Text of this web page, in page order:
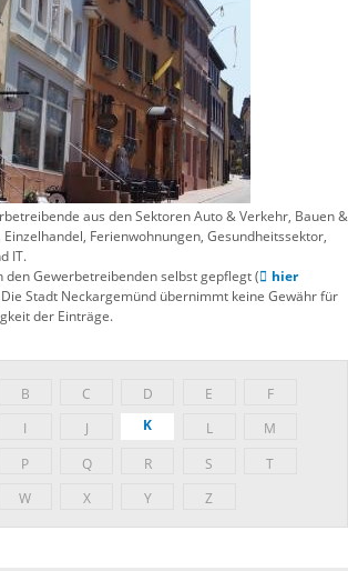
aus den Sektoren Auto & Verkehr, Bauen &
Ferienwohnungen, Gesundheitssektor,
IT.
den Gewerbetreibenden selbst gepflegt (
hier
Stadt Neckargemünd übernimmt keine Gewähr für
der Einträge.
B C D E
F
I J K L
M
P Q R S
T
W X Y Z